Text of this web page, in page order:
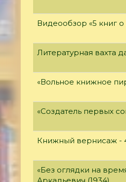
Видеообзор «5 книг
Литературная вахта
«Вольное книжное
«Создатель первых
Книжный вернисаж -
«Без оглядки на